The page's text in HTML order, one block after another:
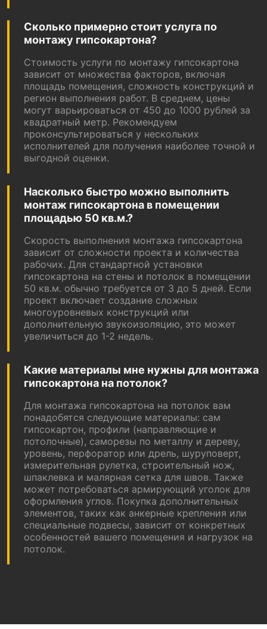
Сколько примерно стоит услуга по
монтажу гипсокартона?
Стоимость услуги по монтажу гипсокартона
зависит от множества факторов, включая
площадь помещения, сложность конструкций и
регион выполнения работ. В среднем, цены
могут варьироваться от 450 до 1000 рублей за
квадратный метр. Рекомендуем
проконсультироваться у нескольких
исполнителей для получения наиболее точной и
выгодной оценки.
Насколько быстро можно выполнить
монтаж гипсокартона в помещении
площадью 50 кв.м.?
Скорость выполнения монтажа гипсокартона
зависит от сложности проекта и количества
рабочих. Для стандартной установки
гипсокартона на стены и потолок в помещении
50 кв.м. обычно требуется от 3 до 5 дней. Если
проект включает создание сложных
многоуровневых конструкций или
дополнительную звукоизоляцию, это может
увеличиться до 1-2 недель.
Какие материалы мне нужны для монтажа
гипсокартона на потолок?
Для монтажа гипсокартона на потолок вам
понадобятся следующие материалы: сам
гипсокартон, профили (направляющие и
потолочные), саморезы по металлу и дереву,
уровень, перфоратор или дрель, шуруповерт,
измерительная рулетка, строительный нож,
шпаклевка и малярная сетка для швов. Также
может потребоваться армирующий уголок для
оформления углов. Покупка дополнительных
элементов, таких как анкерные крепления или
специальные подвесы, зависит от конкретных
особенностей вашего помещения и нагрузок на
потолок.